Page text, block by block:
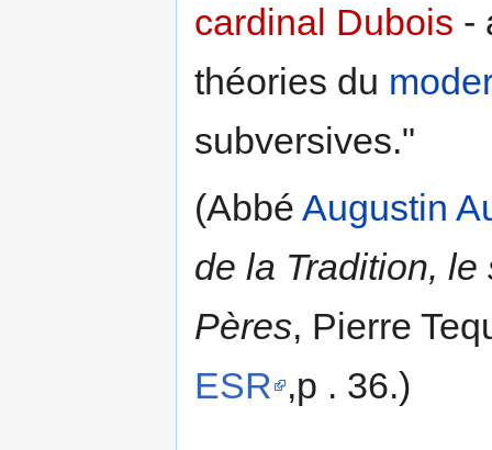
cardinal Dubois -
théories du
subversives."
(Abbé Augustin
de la Tradition,
Pères, Pierre
ESR ,p . 36.)